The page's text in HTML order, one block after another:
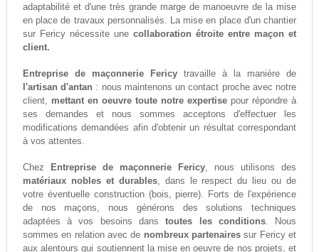
adaptabilité et d'une très grande marge de manoeuvre de la mise
en place de travaux personnalisés. La mise en place d'un chantier
sur Fericy nécessite une collaboration étroite entre maçon et
client.
Entreprise de maçonnerie Fericytravaille à la manière de
l'artisan d'antan : nous maintenons un contact proche avec notre
client, mettant en oeuvre toute notre expertise pour répondre à
ses demandes et nous sommes acceptons d'effectuer les
modifications demandées afin d'obtenir un résultat correspondant
à vos attentes.
Chez Entreprise de maçonnerie Fericy, nous utilisons des
matériaux nobles et durables, dans le respect du lieu ou de
votre éventuelle construction (bois, pierre). Forts de l'expérience
de nos maçons, nous générons des solutions techniques
adaptées à vos besoins danstoutes les conditions. Nous
sommes en relation avec de nombreux partenaires sur Fericy et
aux alentours qui soutiennent la mise en oeuvre de nos projets, et